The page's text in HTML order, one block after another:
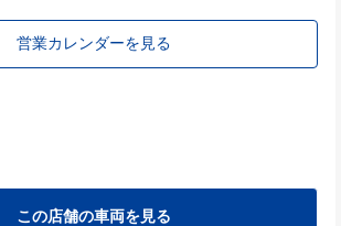
営業カレンダーを見る
この店舗の車両を見る